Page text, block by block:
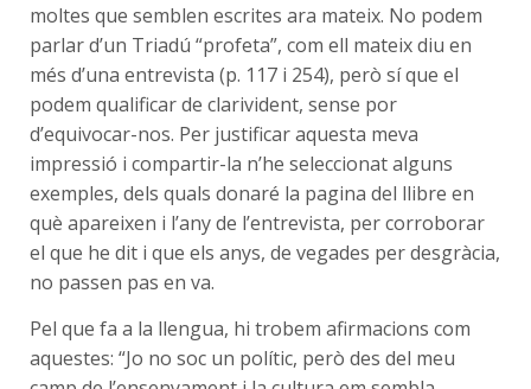
moltes que semblen escrites ara mateix. No podem
parlar d’un Triadú “profeta”, com ell mateix diu en
més d’una entrevista (p. 117 i 254), però sí que el
podem qualificar de clarivident, sense por
d’equivocar-nos. Per justificar aquesta meva
impressió i compartir-la n’he seleccionat alguns
exemples, dels quals donaré la pagina del llibre en
què apareixen i l’any de l’entrevista, per corroborar
el que he dit i que els anys, de vegades per desgràcia,
no passen pas en va.
Pel que fa a la llengua, hi trobem afirmacions com
aquestes: “Jo no soc un polític, però des del meu